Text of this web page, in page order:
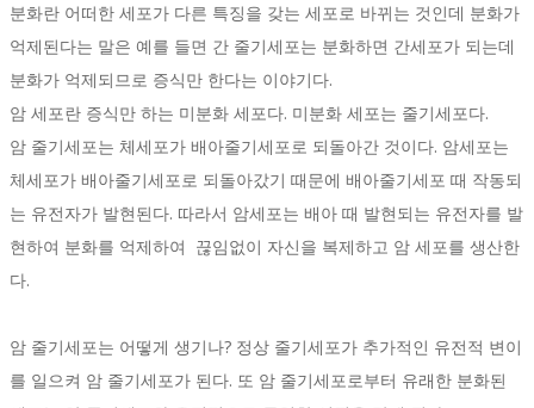
분화란 어떠한 세포가 다른 특징을 갖는 세포로 바뀌는 것인데 분화가
억제된다는 말은 예를 들면 간 줄기세포는 분화하면 간세포가 되는데
분화가 억제되므로 증식만 한다는 이야기다.
암 세포란 증식만 하는 미분화 세포다. 미분화 세포는 줄기세포다.
암 줄기세포는 체세포가 배아줄기세포로 되돌아간 것이다. 암세포는
체세포가 배아줄기세포로 되돌아갔기 때문에 배아줄기세포 때 작동되
는 유전자가 발현된다. 따라서 암세포는 배아 때 발현되는 유전자를 발
현하여 분화를 억제하여 끊임없이 자신을 복제하고 암 세포를 생산한
다.
암 줄기세포는 어떻게 생기나? 정상 줄기세포가 추가적인 유전적 변이
를 일으켜 암 줄기세포가 된다. 또 암 줄기세포로부터 유래한 분화된